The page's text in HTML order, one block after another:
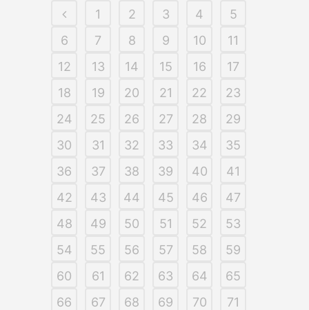
1 2 3 4
5
6
7 8 9 10
11
12
13 14 15 16
17
18
19 20 21 22
23
24
25 26 27 28
29
30
31 32 33 34
35
36
37 38 39 40
41
42
43 44 45 46
47
48
49 50 51 52
53
54
55 56 57 58
59
60
61 62 63 64
65
66
67 68 69 70
71